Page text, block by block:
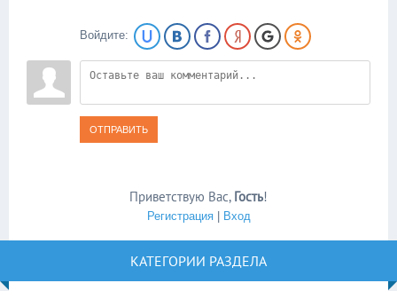
Войдите:
ОТПРАВИТЬ
Приветствую Вас, Гость!
Регистрация| Вход
КАТЕГОРИИ РАЗДЕЛА